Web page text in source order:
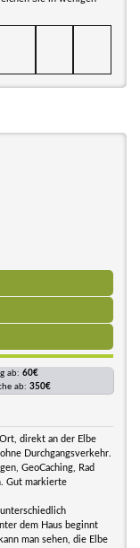
ab: 60€
ab: 350€
direkt an der Elbe
Durchgangsverkehr.
GeoCaching, Rad
Gut markierte
dem Haus beginnt
man sehen, die Elbe